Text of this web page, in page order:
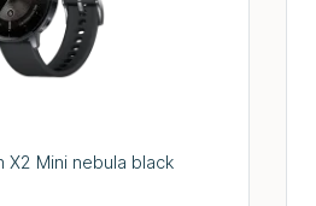
X2 Mini nebula black